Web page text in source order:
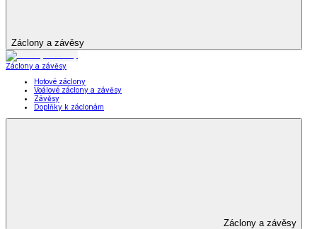
Záclony a závěsy
Záclony a závěsy
Hotové záclony
Voálové záclony a závěsy
Závěsy
Doplňky k záclonám
Záclony a závěsy